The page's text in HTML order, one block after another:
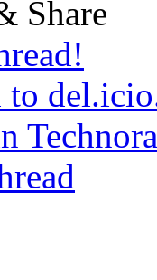
Share
to